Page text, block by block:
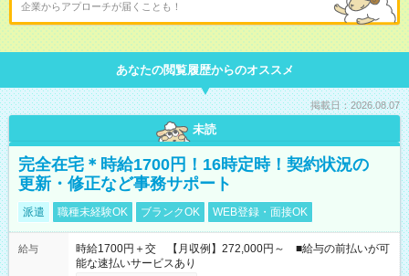
企業からアプローチが届くことも！
あなたの閲覧履歴からのオススメ
掲載日：2026.08.07
未読
完全在宅＊時給1700円！16時定時！契約状況の
更新・修正など事務サポート
派遣 職種未経験OK ブランクOK WEB登録・面接OK
給与
時給1700円＋交 【月収例】272,000円～ ■給与の前払いが可
能な速払いサービスあり